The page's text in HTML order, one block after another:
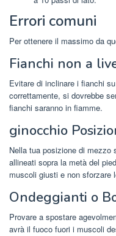
Errori comuni
Per ottenere il massimo da
Fianchi non a
Evitare di inclinare i fianchi
correttamente, si dovrebbe
fianchi saranno in fiamme.
ginocchio
Nella tua posizione di mezzo
allineati sopra la metà del
muscoli giusti e non sforzare
Ondeggianti o
Provare a spostare
avrà il fuoco fuori i muscoli